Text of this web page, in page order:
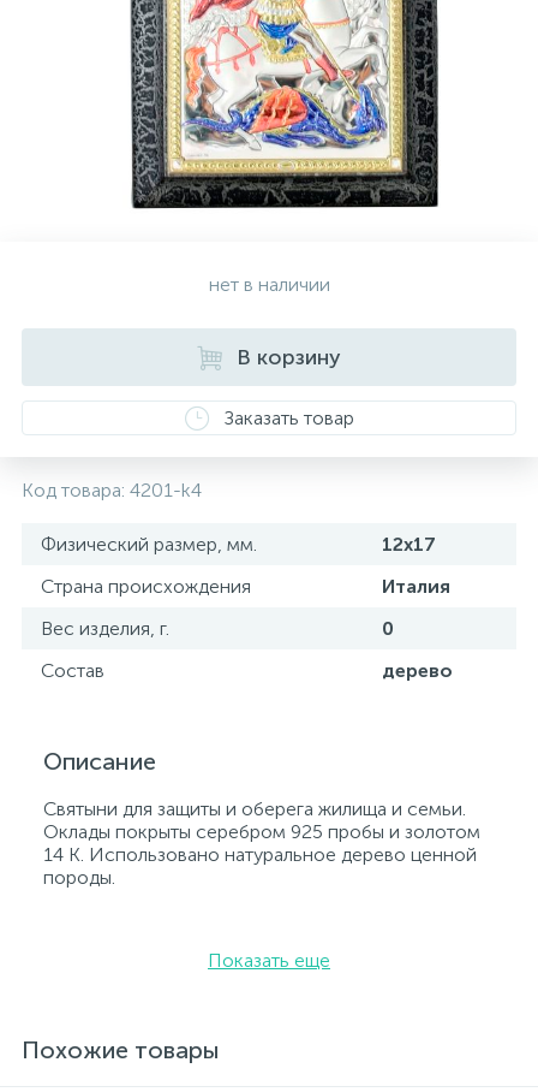
нет в наличии
В корзину
Заказать товар
Код товара: 4201-k4
Физический размер, мм.
12х17
Страна происхождения
Италия
Вес изделия, г.
0
Состав
дерево
Описание
Святыни для защиты и оберега жилища и семьи.
Оклады покрыты серебром 925 пробы и золотом
14 К. Использовано натуральное дерево ценной
породы.
Показать еще
Похожие товары
Серебряные колье
Серебряные цепочки
Серебряные аксессуары
Серебряные сувениры
Золотые серьги
Золотые цепи